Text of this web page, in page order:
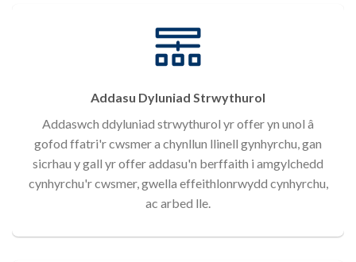
Addasu Dyluniad Strwythurol
Addaswch ddyluniad strwythurol yr offer yn unol â
gofod ffatri'r cwsmer a chynllun llinell gynhyrchu, gan
sicrhau y gall yr offer addasu'n berffaith i amgylchedd
cynhyrchu'r cwsmer, gwella effeithlonrwydd cynhyrchu,
ac arbed lle.